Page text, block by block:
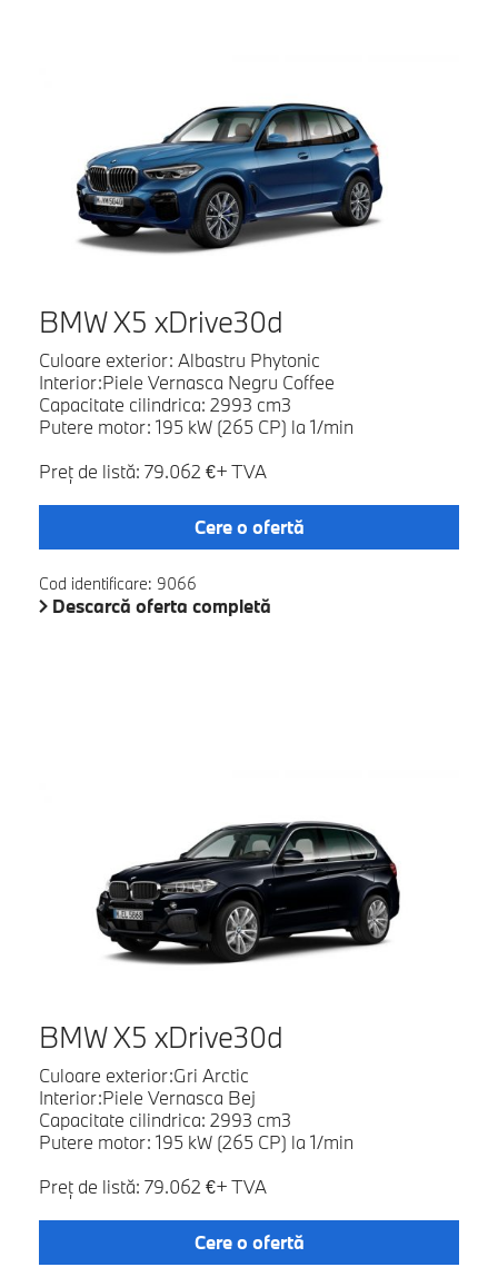
BMW X5 xDrive30d
Culoare exterior: Albastru Phytonic
Interior:Piele Vernasca Negru Coffee
Capacitate cilindrica: 2993 cm3
Putere motor: 195 kW (265 CP) la 1/min
Preţ de listă: 79.062 €+ TVA
Cere o ofertă
Cod identificare: 9066
Descarcă oferta completă
BMW X5 xDrive30d
Culoare exterior:Gri Arctic
Interior:Piele Vernasca Bej
Capacitate cilindrica: 2993 cm3
Putere motor: 195 kW (265 CP) la 1/min
Preţ de listă: 79.062 €+ TVA
Cere o ofertă